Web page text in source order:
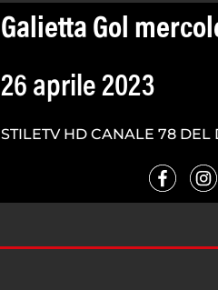
Galietta Gol
26 aprile 2023
STILETV HD CANALE 78 DEL